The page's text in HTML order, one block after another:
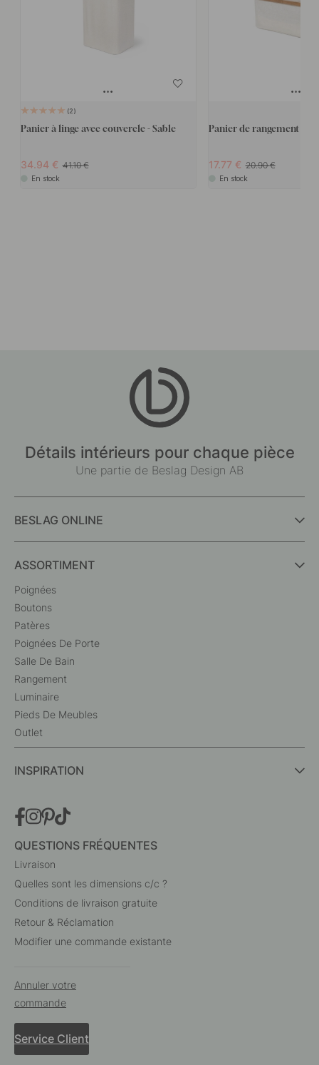
2
Panier à linge avec couvercle - Sable
34.94 41.10
En stock
Panier de rangement -
17.77 20.90
En stock
Détails intérieurs pour chaque pièce
Une partie de Beslag Design AB
BESLAG ONLINE
ASSORTIMENT
Poignées
Boutons
Patères
Poignées De Porte
Salle De Bain
Rangement
Luminaire
Pieds De Meubles
Outlet
INSPIRATION
QUESTIONS FRÉQUENTES
Livraison
Quelles sont les dimensions c/c ?
Conditions de livraison gratuite
Retour & Réclamation
Modifier une commande existante
Annuler votre
commande
Service Client